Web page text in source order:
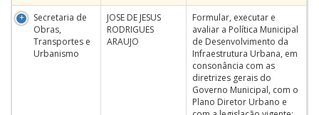
Secretaria de
Obras,
Transportes e
Urbanismo
JOSE DE JESUS
RODRIGUES
ARAUJO
Formular, executar e
avaliar a Política Municipal
de Desenvolvimento da
Infraestrutura Urbana, em
consonância com as
diretrizes gerais do
Governo Municipal, com o
Plano Diretor Urbano e